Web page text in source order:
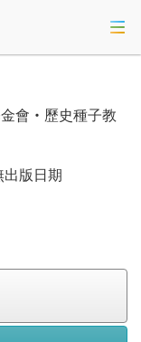
會‧歷史種子教
出版日期